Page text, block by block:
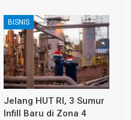
BISNIS
Jelang HUT RI, 3 Sumur
Infill Baru di Zona 4